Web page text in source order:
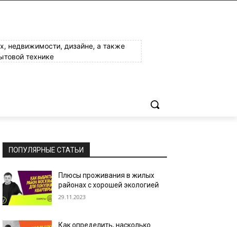
недвижимости, дизайне, а также
технике
ПОПУЛЯРНЫЕ СТАТЬИ
Плюсы проживания в жилых
районах с хорошей экологией
29.11.2023
Как определить, насколько